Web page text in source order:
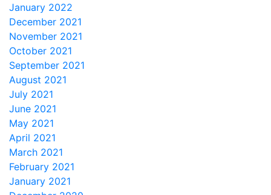
January 2022
December 2021
November 2021
October 2021
September 2021
August 2021
July 2021
June 2021
May 2021
April 2021
March 2021
February 2021
January 2021